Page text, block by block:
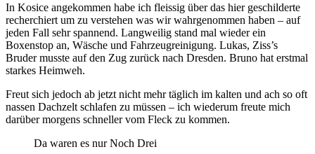
In Kosice angekommen habe ich fleissig über das hier geschilderte
recherchiert um zu verstehen was wir wahrgenommen haben – auf
jeden Fall sehr spannend. Langweilig stand mal wieder ein
Boxenstop an, Wäsche und Fahrzeugreinigung. Lukas, Ziss’s
Bruder musste auf den Zug zurück nach Dresden. Bruno hat erstmal
starkes Heimweh.
Freut sich jedoch ab jetzt nicht mehr täglich im kalten und ach so oft
nassen Dachzelt schlafen zu müssen – ich wiederum freute mich
darüber morgens schneller vom Fleck zu kommen.
Da waren es nur Noch Drei